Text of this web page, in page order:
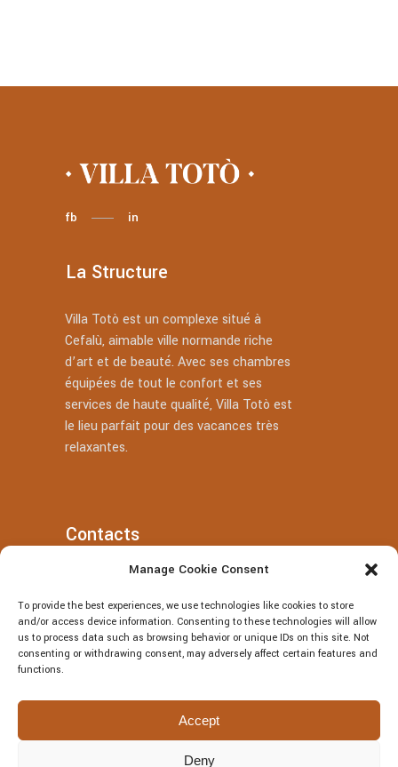
Manage Cookie Consent
To provide the best experiences, we use technologies like cookies to store
and/or access device information. Consenting to these technologies will allow
us to process data such as browsing behavior or unique IDs on this site. Not
consenting or withdrawing consent, may adversely affect certain features and
functions.
Accept
Deny
fb in
La Structure
Villa Totò est un complexe situé à
Cefalù, aimable ville normande riche
d’art et de beauté. Avec ses chambres
équipées de tout le confort et ses
services de haute qualité, Villa Totò est
le lieu parfait pour des vacances très
relaxantes.
Contacts
+39 377 318 3700
villatotocefalu@gmail.com
Via Vitaliano Brancati, 50, Cefalù